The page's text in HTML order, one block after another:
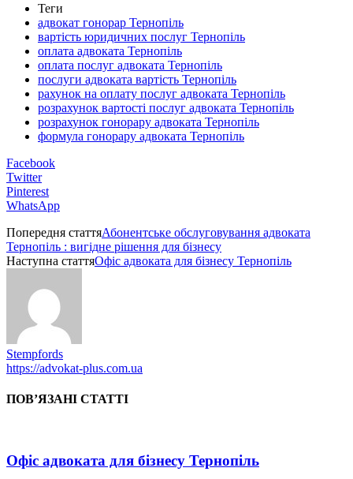
Теги
адвокат гонорар Тернопіль
вартість юридичних послуг Тернопіль
оплата адвоката Тернопіль
оплата послуг адвоката Тернопіль
послуги адвоката вартість Тернопіль
рахунок на оплату послуг адвоката Тернопіль
розрахунок вартості послуг адвоката Тернопіль
розрахунок гонорару адвоката Тернопіль
формула гонорару адвоката Тернопіль
Facebook
Twitter
Pinterest
WhatsApp
Попередня статтяАбонентське обслуговування адвоката
Тернопіль : вигідне рішення для бізнесу
Наступна статтяОфіс адвоката для бізнесу Тернопіль
Stempfords
https://advokat-plus.com.ua
ПОВ’ЯЗАНІ СТАТТІ
Офіс адвоката для бізнесу Тернопіль